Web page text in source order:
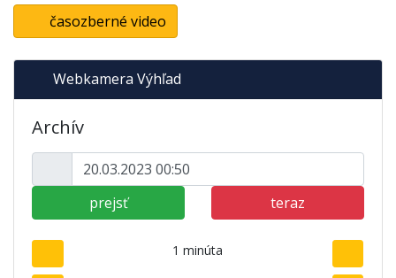
časozberné video
Webkamera Výhľad
Archív
prejsť teraz
1 minúta